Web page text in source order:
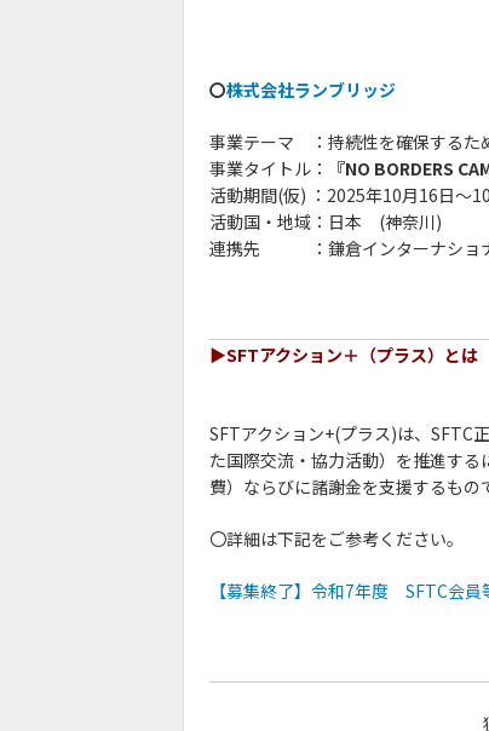
〇株式会社ランブリッジ
事業テーマ
：持続性を確保する
事業タイトル：
『NO BORDERS
活動期間(仮) ：2025年10月16日〜
活動国・地域：日本 (神奈川)
連携先 ：鎌倉インターナショ
▶︎SFTアクション＋（プラス）とは
SFTアクション+(プラス)は、 SFTC
た国際交流・ 協力活動） を推進する
費） ならびに諸謝金を支援するもの
〇詳細は下記をご参考ください。
【募集終了】令和7年度 SFTC会